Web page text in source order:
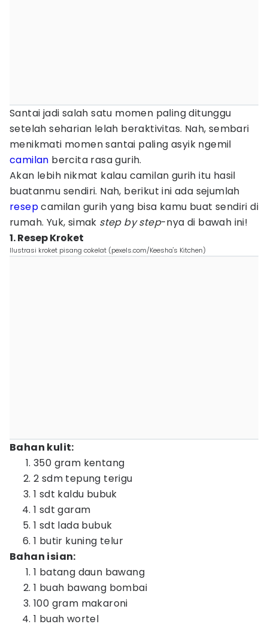
Santai jadi salah satu momen paling ditunggu
setelah seharian lelah beraktivitas. Nah, sembari
menikmati momen santai paling asyik ngemil
camilan bercita rasa gurih.
Akan lebih nikmat kalau camilan gurih itu hasil
buatanmu sendiri. Nah, berikut ini ada sejumlah
resepcamilan gurih yang bisa kamu buat sendiri di
rumah. Yuk, simak step by step-nya di bawah ini!
1. Resep Kroket
Ilustrasi kroket pisang cokelat (pexels.com/Keesha's Kitchen)
Bahan kulit:
350 gram kentang
2 sdm tepung terigu
1 sdt kaldu bubuk
1 sdt garam
1 sdt lada bubuk
1 butir kuning telur
Bahan isian:
1 batang daun bawang
1 buah bawang bombai
100 gram makaroni
1 buah wortel